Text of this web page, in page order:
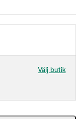
Välj butik